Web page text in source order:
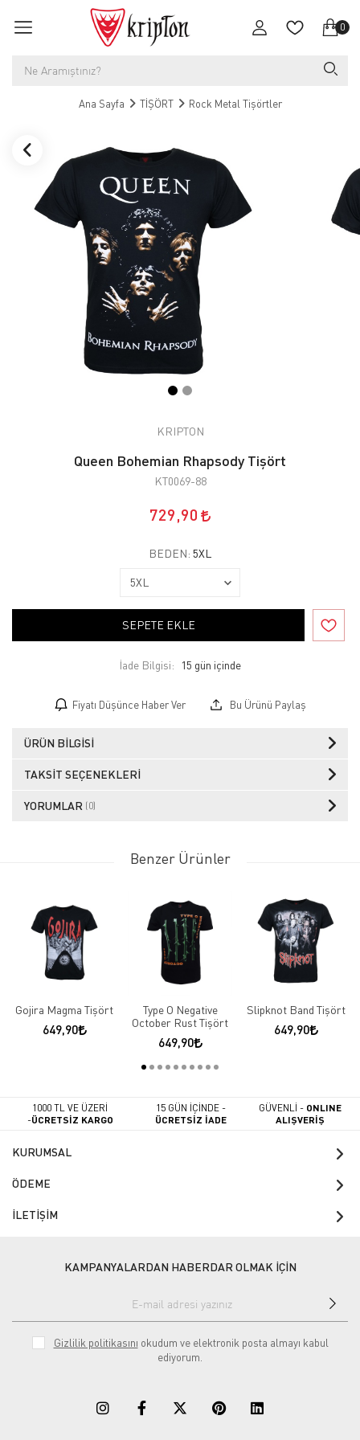
0
Ana Sayfa TİŞÖRT Rock Metal Tişörtler
KRIPTON
Queen Bohemian Rhapsody Tişört
KT0069-88
729,90
BEDEN: 5XL
SEPETE EKLE
İade Bilgisi:
Fiyatı Düşünce Haber Ver Bu Ürünü Paylaş
ÜRÜN BILGISI
TAKSIT SEÇENEKLERI
YORUMLAR (0)
Benzer Ürünler
Gojira Magma Tişört
649,90
Type O Negative
October Rust Tişört
649,90
Slipknot Band Tişört
649,90
1000 TL VE ÜZERİ
-ÜCRETSİZ KARGO
15 GÜN İÇİNDE -
ÜCRETSİZ İADE
GÜVENLİ - ONLINE
ALIŞVERİŞ
KURUMSAL
ÖDEME
İLETİŞİM
KAMPANYALARDAN HABERDAR OLMAK İÇİN
Gizlilik politikasını okudum ve elektronik posta almayı kabul
ediyorum.